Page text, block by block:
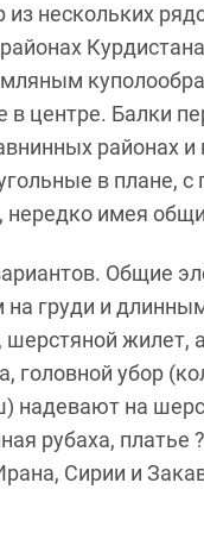
нескольких
центре. Балки
районах и
в плане, с
имея
Общие
груди и
жилет,
головной убор
надевают на
рубаха, платье
Сирии и